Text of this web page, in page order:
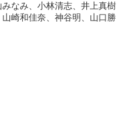
なみ、小林清志、井上真樹
崎和佳奈、神谷明、山口勝